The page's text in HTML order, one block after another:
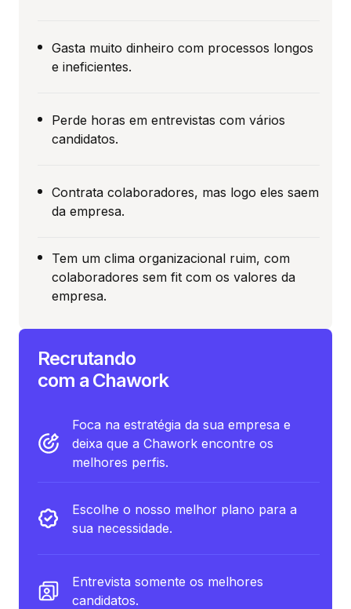
Gasta muito dinheiro com processos longos
e ineficientes.
Perde horas em entrevistas com vários
candidatos.
Contrata colaboradores, mas logo eles saem
da empresa.
Tem um clima organizacional ruim, com
colaboradores sem fit com os valores da
empresa.
Recrutando
com a Chawork
Foca na estratégia da sua empresa e
deixa que a Chawork encontre os
melhores perfis.
Escolhe o nosso melhor plano para a
sua necessidade.
Entrevista somente os melhores
candidatos.